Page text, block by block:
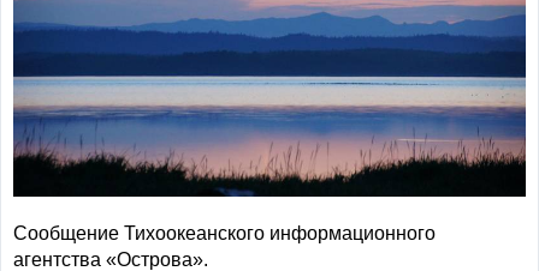
Сообщение Тихоокеанского информационного
агентства «Острова».